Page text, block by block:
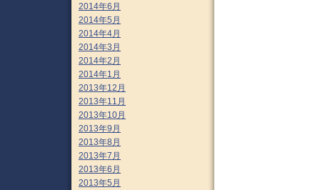
2014年6月
2014年5月
2014年4月
2014年3月
2014年2月
2014年1月
2013年12月
2013年11月
2013年10月
2013年9月
2013年8月
2013年7月
2013年6月
2013年5月